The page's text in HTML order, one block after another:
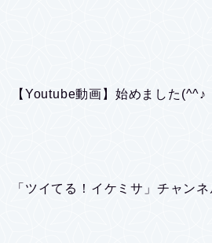
【Youtube動画】始めました(^^♪
「ツイてる！イケミサ」チャンネ